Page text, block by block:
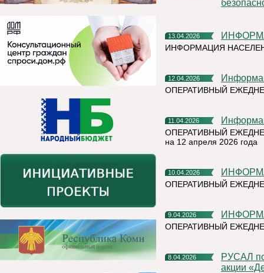
13.04.2026
ИНФОРМАЦИЯ
12.04.2026
ОПЕРАТИВНЫЙ
11.04.2026
ОПЕРАТИВНЫЙ
на 12 апреля 2026 года
10.04.2026
ОПЕРАТИВНЫЙ
9.04.2026
ОПЕРАТИВНЫЙ
8.04.2026
РУСАЛ подвел итоги весеннего сезона благотворительной
акции